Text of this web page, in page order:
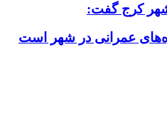
کرج گفت:
عمرانی در شهر است